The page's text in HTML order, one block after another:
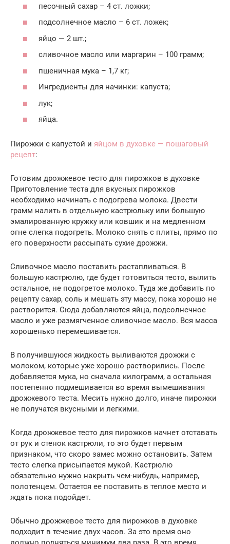
песочный сахар – 4 ст. ложки;
подсолнечное масло – 6 ст. ложек;
яйцо — 2 шт.;
сливочное масло или маргарин – 100 грамм;
пшеничная мука – 1,7 кг;
Ингредиенты для начинки: капуста;
лук;
яйца.
Пирожки с капустой и яйцом в духовке — пошаговый
рецепт:
Готовим дрожжевое тесто для пирожков в духовке
Приготовление теста для вкусных пирожков
необходимо начинать с подогрева молока. Двести
грамм налить в отдельную кастрюльку или большую
эмалированную кружку или ковшик и на медленном
огне слегка подогреть. Молоко снять с плиты, прямо по
его поверхности рассыпать сухие дрожжи.
Сливочное масло поставить растапливаться. В
большую кастрюлю, где будет готовиться тесто, вылить
остальное, не подогретое молоко. Туда же добавить по
рецепту сахар, соль и мешать эту массу, пока хорошо не
растворится. Сюда добавляются яйца, подсолнечное
масло и уже размягченное сливочное масло. Вся масса
хорошенько перемешивается.
В получившуюся жидкость выливаются дрожжи с
молоком, которые уже хорошо растворились. После
добавляется мука, но сначала килограмм, а остальная
постепенно подмешивается во время вымешивания
дрожжевого теста. Месить нужно долго, иначе пирожки
не получатся вкусными и легкими.
Когда дрожжевое тесто для пирожков начнет отставать
от рук и стенок кастрюли, то это будет первым
признаком, что скоро замес можно остановить. Затем
тесто слегка присыпается мукой. Кастрюлю
обязательно нужно накрыть чем-нибудь, например,
полотенцем. Остается ее поставить в теплое место и
ждать пока подойдет.
Обычно дрожжевое тесто для пирожков в духовке
подходит в течение двух часов. За это время оно